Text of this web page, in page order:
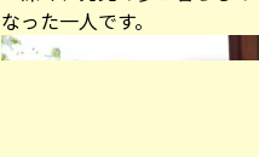
なった一人です。